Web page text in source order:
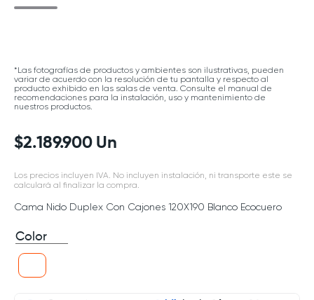
*Las fotografías de productos y ambientes son ilustrativas, pueden
variar de acuerdo con la resolución de tu pantalla y respecto al
producto exhibido en las salas de venta. Consulte el manual de
recomendaciones para la instalación, uso y mantenimiento de
nuestros productos.
$2.189.900 Un
Los precios incluyen IVA. No incluyen instalación, ni transporte este se
calculará al finalizar la compra.
Cama Nido Duplex Con Cajones 120X190 Blanco Ecocuero
Color